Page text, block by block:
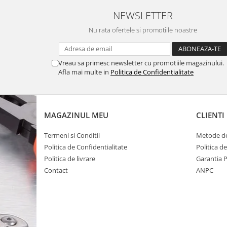
NEWSLETTER
Nu rata ofertele si promotiile noastre
Vreau sa primesc newsletter cu promotiile magazinului.
Afla mai multe in Politica de Confidentialitate
MAGAZINUL MEU
Termeni si Conditii
Politica de Confidentialitate
Politica de livrare
Contact
CLIENTI
Metode
Politica
Garantia
ANPC